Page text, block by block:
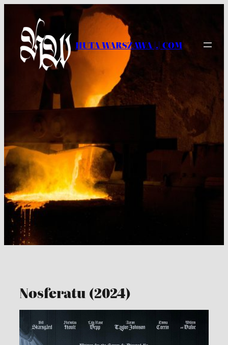
treści
HUTA WARSZAWA |.| COM
Nosferatu (2024)